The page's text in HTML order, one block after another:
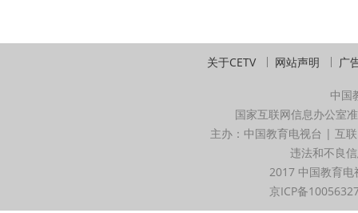
关于CETV 网站声明 广
中国
国家互联网信息办公室
主办：中国教育电视台 | 互
违法和不良
2017 中国教育
京ICP备